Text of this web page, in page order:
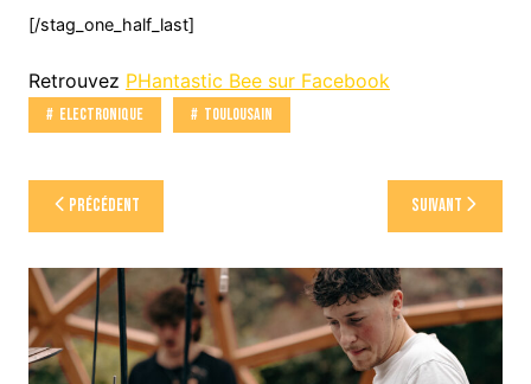
[/stag_one_half_last]
Retrouvez PHantastic Bee sur Facebook
Electronique Toulousain
Navigation
de
l’article
Précédent Suivant